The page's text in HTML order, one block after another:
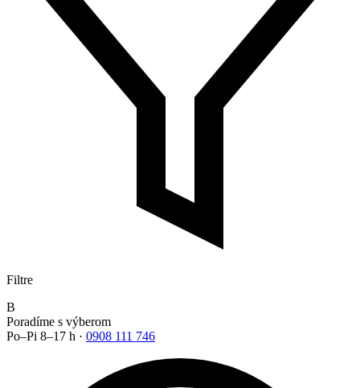
Filtre
B
Poradíme s výberom
Po–Pi 8–17 h · 0908 111 746